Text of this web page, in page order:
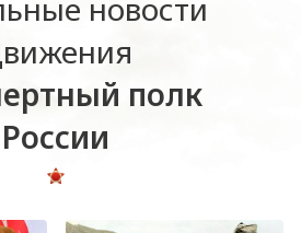
новости
полк
России